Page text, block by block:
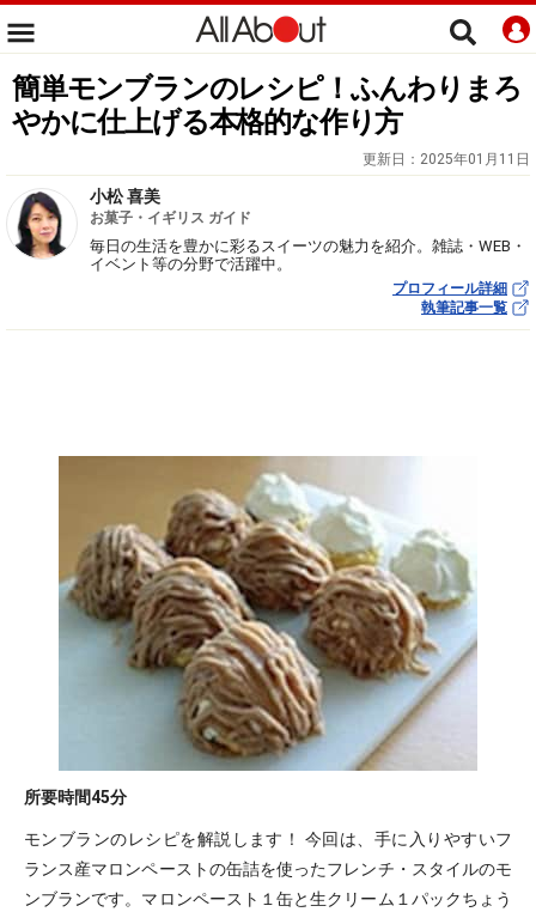
簡単モンブランのレシピ！ふんわりまろ
やかに仕上げる本格的な作り方
更新日： 2025年01月11日
小松 喜美
お菓子・イギリス ガイド
毎日の生活を豊かに彩るスイーツの魅力を紹介。雑誌・WEB・
イベント等の分野で活躍中。
プロフィール詳細
執筆記事一覧
所要時間45分
モンブランのレシピを解説します！ 今回は、手に入りやすいフ
ランス産マロンペーストの缶詰を使ったフレンチ・スタイルのモ
ンブランです。マロンペースト１缶と生クリーム１パックちょう